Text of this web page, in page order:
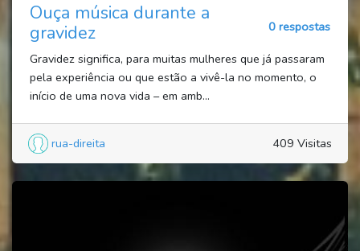
Ouça música durante a
gravidez
0 respostas
Gravidez significa, para muitas mulheres que já passaram
pela experiência ou que estão a vivê-la no momento, o
início de uma nova vida – em amb...
rua-direita 409 Visitas